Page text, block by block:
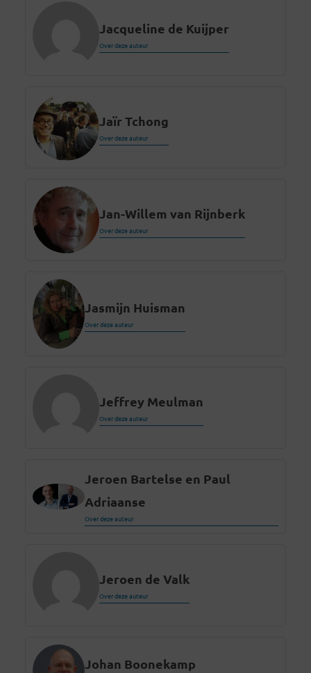
Jacqueline de Kuijper
Over deze auteur
Jaïr Tchong
Over deze auteur
Jan-Willem van Rijnberk
Over deze auteur
Jasmijn Huisman
Over deze auteur
Jeffrey Meulman
Over deze auteur
Jeroen Bartelse en Paul
Adriaanse
Over deze auteur
Jeroen de Valk
Over deze auteur
Johan Boonekamp